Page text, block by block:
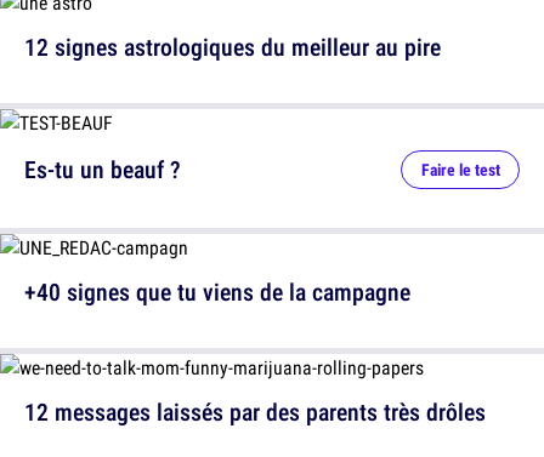
12 signes astrologiques du meilleur au pire
12 messages laissés par des parents très drôles
Es-tu un beauf ? Faire le test
+40 signes que tu viens de la campagne